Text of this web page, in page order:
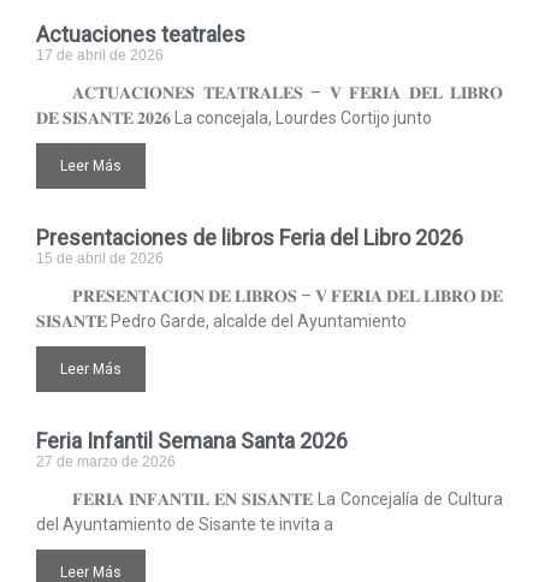
Actuaciones teatrales
17 de abril de 2026
𝐀𝐂𝐓𝐔𝐀𝐂𝐈𝐎𝐍𝐄𝐒 𝐓𝐄𝐀𝐓𝐑𝐀𝐋𝐄𝐒 – 𝐕 𝐅𝐄𝐑𝐈𝐀 𝐃𝐄𝐋 𝐋𝐈𝐁𝐑𝐎
𝐃𝐄 𝐒𝐈𝐒𝐀𝐍𝐓𝐄 𝟐𝟎𝟐𝟔 La concejala, Lourdes Cortijo junto
Leer Más
Presentaciones de libros Feria del Libro 2026
15 de abril de 2026
𝐏𝐑𝐄𝐒𝐄𝐍𝐓𝐀𝐂𝐈𝐎́𝐍 𝐃𝐄 𝐋𝐈𝐁𝐑𝐎𝐒 – 𝐕 𝐅𝐄𝐑𝐈𝐀 𝐃𝐄𝐋 𝐋𝐈𝐁𝐑𝐎 𝐃𝐄
𝐒𝐈𝐒𝐀𝐍𝐓𝐄 Pedro Garde, alcalde del Ayuntamiento
Leer Más
Feria Infantil Semana Santa 2026
27 de marzo de 2026
𝐅𝐄𝐑𝐈𝐀 𝐈𝐍𝐅𝐀𝐍𝐓𝐈𝐋 𝐄𝐍 𝐒𝐈𝐒𝐀𝐍𝐓𝐄 La Concejalía de Cultura
del Ayuntamiento de Sisante te invita a
Leer Más